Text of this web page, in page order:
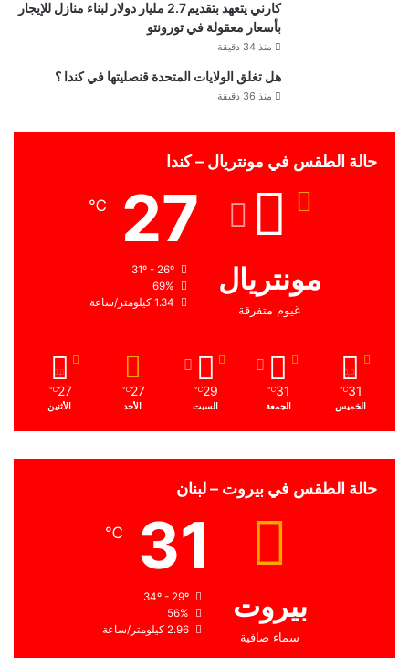
كارني يتعهد بتقديم 2.7 مليار دولار لبناء منازل للإيجار
بأسعار معقولة في تورونتو
منذ 34 دقيقة
هل تغلق الولايات المتحدة قنصليتها في كندا ؟
منذ 36 دقيقة
حالة الطقس في مونتريال – كندا
مونتريال
غيوم متفرقة
27
℃
31º - 26º
69%
1.34 كيلومتر/ساعة
31
℃
الخميس
31
℃
الجمعة
29
℃
السبت
27
℃
الأحد
27
℃
الأثنين
حالة الطقس في بيروت – لبنان
بيروت
سماء صافية
31
℃
34º - 29º
56%
2.96 كيلومتر/ساعة